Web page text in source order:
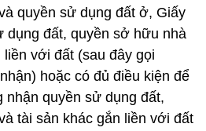
quyền sử dụng đất ở, Giấy
dụng đất, quyền sở hữu nhà
với đất (sau đây gọi
hoặc có đủ điều kiện để
quyền sử dụng đất,
tài sản khác gắn liền với đất